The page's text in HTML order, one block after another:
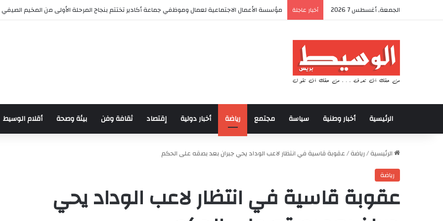
الجمعة, أغسطس 7 2026 أخبار عاجلة مؤسسة الأعمال الاجتماعية لعمال وموظفي جماعة أكادير تختتم بنجاح المرحلة الأولى من المخيم الصيفي
الرئيسية أخبار وطنية سياسة مجتمع رياضة أخبار دولية إقتصاد ثقافة وفن بيئة وصحة أقلام الوسيط
الرئيسية/رياضة/عقوبة قاسية في انتظار لاعب الوداد يحي جبران بعد بصقه على الحكم
رياضة
عقوبة قاسية في انتظار لاعب الوداد يحي